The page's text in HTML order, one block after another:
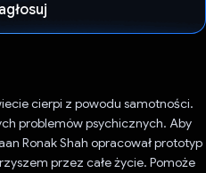
cierpi z powodu samotności.
problemów psychicznych. Aby
Ronak Shah opracował prototyp
przez całe życie. Pomoże